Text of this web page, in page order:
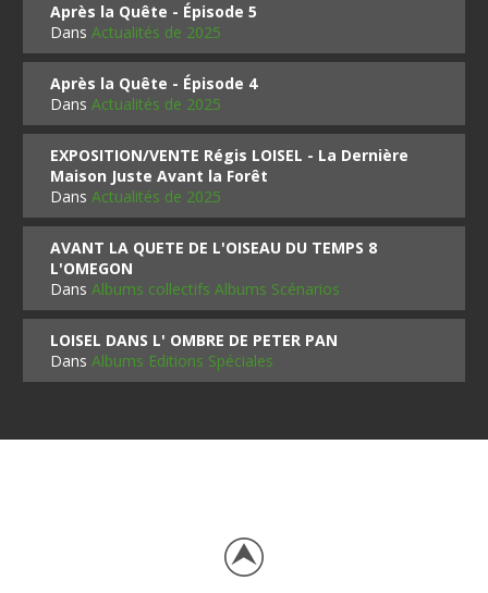
Après la Quête - Épisode 5
DansActualités de 2025
Après la Quête - Épisode 4
DansActualités de 2025
EXPOSITION/VENTE Régis LOISEL - La Dernière
Maison Juste Avant la Forêt
DansActualités de 2025
AVANT LA QUETE DE L'OISEAU DU TEMPS 8
L'OMEGON
DansAlbums collectifs Albums Scénarios
LOISEL DANS L' OMBRE DE PETER PAN
DansAlbums Editions Spéciales